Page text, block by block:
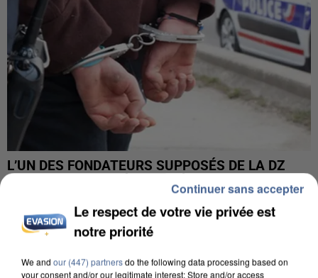
L’UN DES FONDATEURS SUPPOSÉS DE LA DZ
MAFIA INTERPELLÉ EN ALGÉRIE
Le respect de votre vie privée est
notre priorité
We and our (447) partnersdo the following data processing based on
your consent and/or our legitimate interest: Store and/or access
Continuer sans accepter